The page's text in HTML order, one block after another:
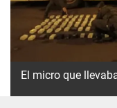
El micro que